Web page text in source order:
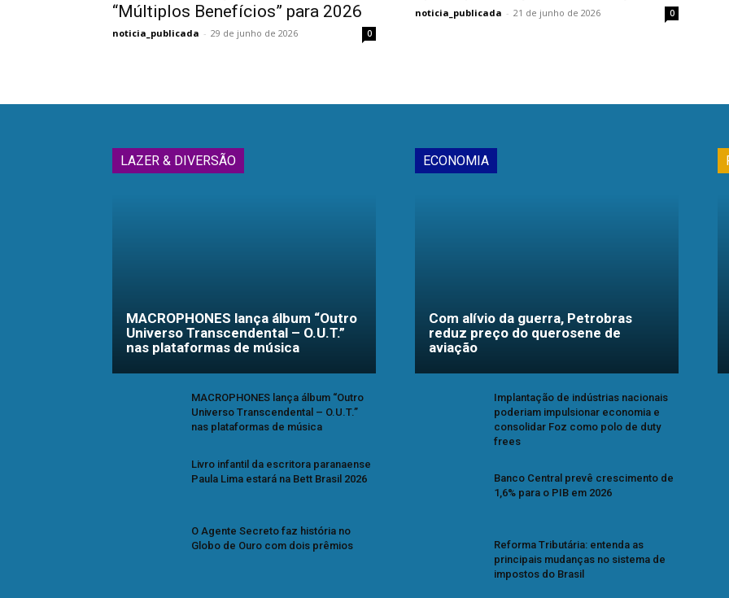
“Múltiplos Benefícios” para 2026
noticia_publicada - 29 de junho de 2026 0
noticia_publicada - 21 de junho de 2026 0
LAZER & DIVERSÃO
MACROPHONES lança álbum “Outro
Universo Transcendental – O.U.T.”
nas plataformas de música
MACROPHONES lança álbum “Outro
Universo Transcendental – O.U.T.”
nas plataformas de música
Livro infantil da escritora paranaense
Paula Lima estará na Bett Brasil 2026
O Agente Secreto faz história no
Globo de Ouro com dois prêmios
ECONOMIA
Com alívio da guerra, Petrobras
reduz preço do querosene de
aviação
Implantação de indústrias nacionais
poderiam impulsionar economia e
consolidar Foz como polo de duty
frees
Banco Central prevê crescimento de
1,6% para o PIB em 2026
Reforma Tributária: entenda as
principais mudanças no sistema de
impostos do Brasil